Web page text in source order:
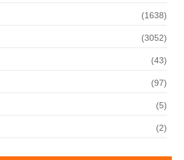
(1638)
(3052)
(43)
(97)
(5)
(2)